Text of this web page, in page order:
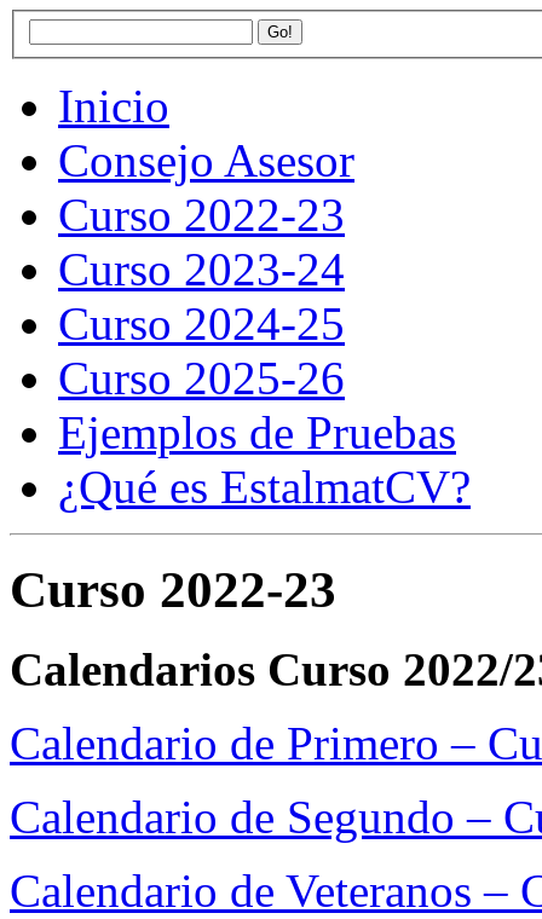
Inicio
Consejo Asesor
Curso 2022-23
Curso 2023-24
Curso 2024-25
Curso 2025-26
Ejemplos de Pruebas
¿Qué es EstalmatCV?
Curso 2022-23
Calendarios Curso 2022/
Calendario de Primero –
Calendario de Segundo –
Calendario de Veteranos –